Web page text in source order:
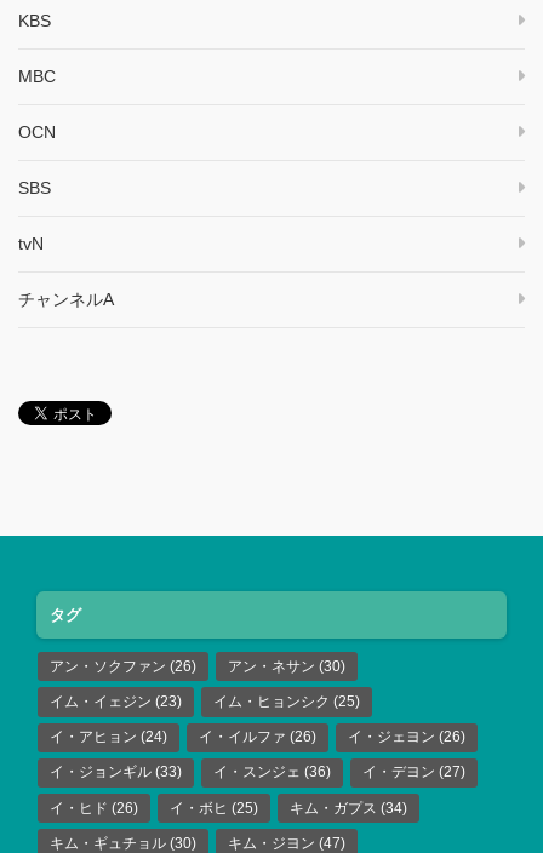
KBS
MBC
OCN
SBS
tvN
チャンネルA
タグ
アン・ソクファン (26) アン・ネサン (30)
イム・イェジン (23) イム・ヒョンシク (25)
イ・アヒョン (24) イ・イルファ (26) イ・ジェヨン (26)
イ・ジョンギル (33) イ・スンジェ (36) イ・デヨン (27)
イ・ヒド (26) イ・ボヒ (25) キム・ガプス (34)
キム・ギュチョル (30) キム・ジヨン (47)